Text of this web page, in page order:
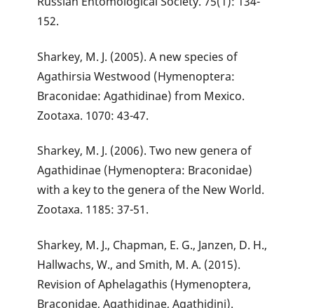
152.
Sharkey, M. J. (2005). A new species of
Agathirsia Westwood (Hymenoptera:
Braconidae: Agathidinae) from Mexico.
Zootaxa. 1070: 43-47.
Sharkey, M. J. (2006). Two new genera of
Agathidinae (Hymenoptera: Braconidae)
with a key to the genera of the New World.
Zootaxa. 1185: 37-51.
Sharkey, M. J., Chapman, E. G., Janzen, D. H.,
Hallwachs, W., and Smith, M. A. (2015).
Revision of Aphelagathis (Hymenoptera,
Braconidae, Agathidinae, Agathidini).